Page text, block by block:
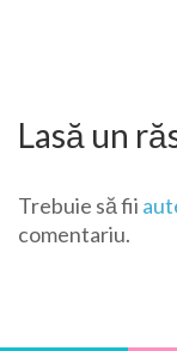
Lasă un
Trebuie să fii
comentariu.